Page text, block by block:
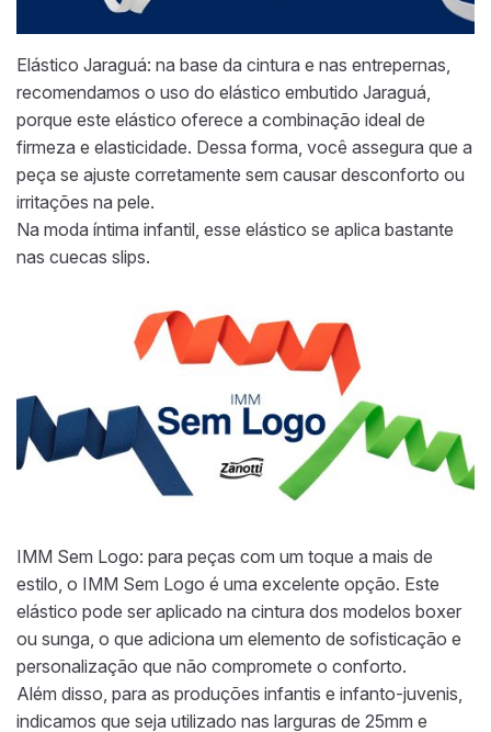
Elástico Jaraguá: na base da cintura e nas entrepernas,
recomendamos o uso do elástico embutido Jaraguá,
porque este elástico oferece a combinação ideal de
firmeza e elasticidade. Dessa forma, você assegura que a
peça se ajuste corretamente sem causar desconforto ou
irritações na pele.
Na moda íntima infantil, esse elástico se aplica bastante
nas cuecas slips.
IMM Sem Logo: para peças com um toque a mais de
estilo, o IMM Sem Logo é uma excelente opção. Este
elástico pode ser aplicado na cintura dos modelos boxer
ou sunga, o que adiciona um elemento de sofisticação e
personalização que não compromete o conforto.
Além disso, para as produções infantis e infanto-juvenis,
indicamos que seja utilizado nas larguras de 25mm e